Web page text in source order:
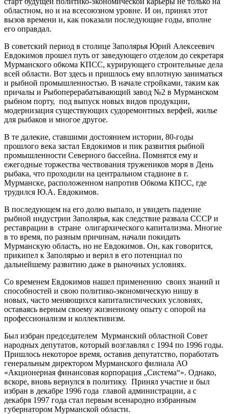
областном, но и на всесоюзном уровне. И он, принял этот
вызов времени и, как показали последующие годы, вполне
его оправдал.
В советский период в столице Заполярья Юрий Алексеевич
Евдокимов прошел путь от заведующего отделом до секретаря
Мурманского обкома КПСС, курирующего строительные дела
всей области. Вот здесь и пришлось ему вплотную заниматься
и рыбной промышленностью. В начале стройками, таким как
причалы и Рыбоперерабатывающий завод №2 в Мурманском
рыбном порту, под выпуск новых видов продукции,
модернизация существующих судоремонтных верфей, жилье
для рыбаков и многое другое.
В те далекие, ставшими достоянием истории, 80-годы
прошлого века застал Евдокимов и пик развития рыбной
промышленности Северного бассейна. Помнятся ему и
ежегодные торжества чествования тружеников моря в День
рыбака, что проходили на центральном стадионе в г.
Мурманске, расположенном напротив Обкома КПСС, где
трудился Ю.А. Евдокимов.
В последующем на его долю выпало, и увидеть падение
рыбной индустрии Заполярья, как следствие развала СССР и
реставрации в стране олигархического капитализма. Многие
в то время, по разным причинам, начали покидать
Мурманскую область, но не Евдокимов. Он, как говорится,
прикипел к Заполярью и верил в его потенциал по
дальнейшему развитию даже в рыночных условиях.
Со временем Евдокимов нашел применению своих знаний и
способностей и свою политико-экономическую нишу в
новых, часто меняющихся капиталистических условиях,
оставаясь верным своему жизненному опыту с опорой на
профессионализм и коллективизм.
Был избран председателем Мурманский областной Совет
народных депутатов, который возглавлял с 1994 по 1996 годы.
Пришлось некоторое время, оставив депутатство, поработать
генеральным директором Мурманского филиала АО
«Акционерная финансовая корпорация „Система“». Однако,
вскоре, вновь вернулся в политику. Принял участие и был
избран в декабре 1996 года главой администрации, а с
декабря 1997 года стал первым всенародно избранным
губернатором Мурманской области.